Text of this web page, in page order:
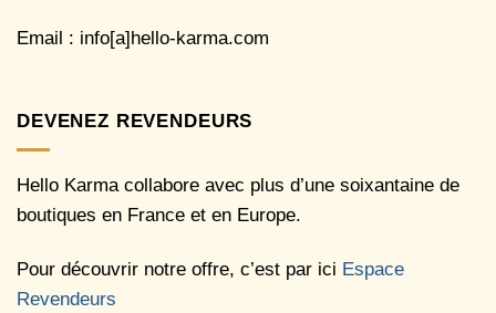
Email : info[a]hello-karma.com
DEVENEZ REVENDEURS
Hello Karma collabore avec plus d’une soixantaine de
boutiques en France et en Europe.
Pour découvrir notre offre, c’est par ici Espace
Revendeurs